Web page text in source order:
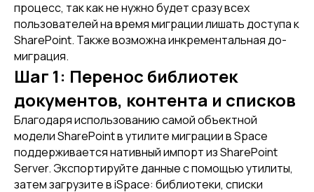
процесс, так как не нужно будет сразу всех
пользователей на время миграции лишать доступа к
SharePoint. Также возможна инкрементальная до-
миграция.
Шаг 1: Перенос библиотек
документов, контента и списков
Благодаря использованию самой объектной
модели SharePoint в утилите миграции в Space
поддерживается нативный импорт из SharePoint
Server. Экспортируйте данные с помощью утилиты,
затем загрузите в iSpace: библиотеки, списки